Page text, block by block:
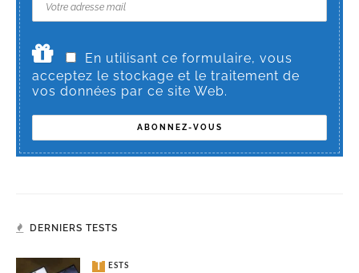
En utilisant ce formulaire, vous
acceptez le stockage et le traitement de
vos données par ce site Web.
DERNIERS TESTS
TESTS